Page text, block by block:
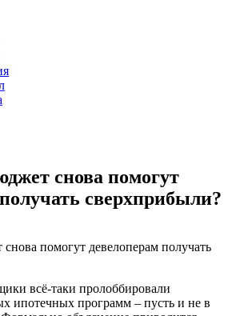
снова помогут
сверхприбыли?
всё-таки пролоббировали
ипотечных программ – пусть и не в